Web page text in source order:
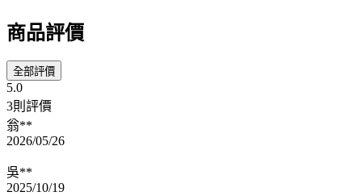
商品評價
全部評價
5.0
3則評價
翁**
2026/05/26
吳**
2025/10/19